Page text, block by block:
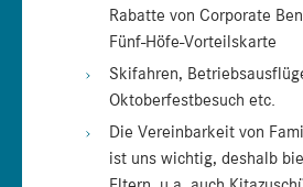
Rabatte von Corporate
Fünf-Höfe-Vorteilskarte
Skifahren,
Oktoberfestbesuch etc.
Die Vereinbarkeit von
ist uns wichtig, deshalb